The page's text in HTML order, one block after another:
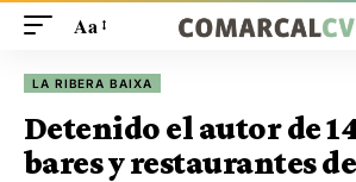
Aa
LA RIBERA BAIXA
Detenido el autor de
bares y restaurantes